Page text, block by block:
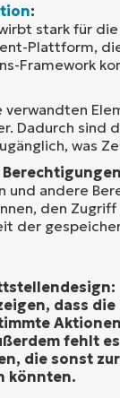
:
stark für
Plattform,
Framework
verwandten
Dadurch sind
was
und andere
den
der
dass
fehlt
die sonst
könnten.